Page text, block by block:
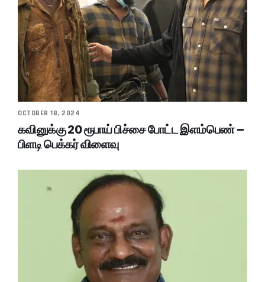
OCTOBER 18, 2024
கவினுக்கு 20 ரூபாய் பிச்சை போட்ட இளம்பெண் –
பிளடி பெக்கர் விளைவு